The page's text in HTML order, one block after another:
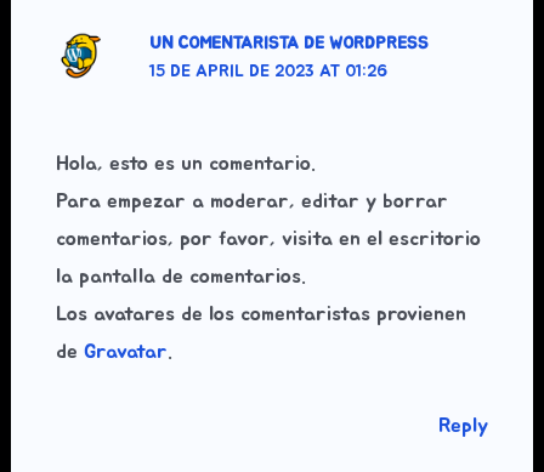
UN COMENTARISTA DE WORDPRESS
15 DE APRIL DE 2023 AT 01:26
Hola, esto es un comentario.
Para empezar a moderar, editar y borrar
comentarios, por favor, visita en el escritorio
la pantalla de comentarios.
Los avatares de los comentaristas provienen
de Gravatar
Reply